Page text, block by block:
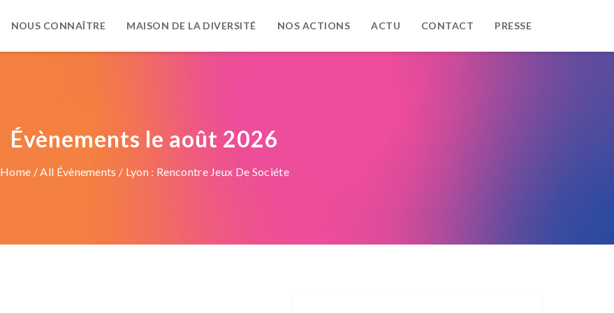
NOUS CONNAÎTRE MAISON DE LA DIVERSITÉ NOS ACTIONS ACTU CONTACT PRESSE
Évènements le août 2026
Home /All Évènements / Lyon : Rencontre Jeux De Sociéte